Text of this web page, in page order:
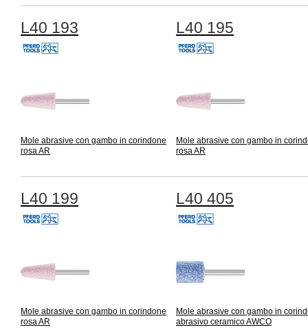
L40 193
Mole abrasive con gambo in corindone
rosa AR
L40 195
Mole abrasive con gambo in
rosa AR
L40 199
Mole abrasive con gambo in corindone
rosa AR
L40 405
Mole abrasive con gambo in
abrasivo ceramico AWCO